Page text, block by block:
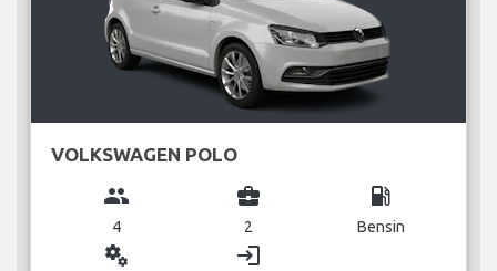
VOLKSWAGEN POLO
group
4
business_center
2
local_gas_station
Bensin
miscellaneous_services login